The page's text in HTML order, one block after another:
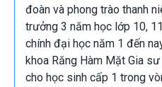
đoàn và phong trào thanh
trưởng 3 năm học lớp 10,
chính đại học năm 1 đến
khoa Răng Hàm Mặt Gia
cho học sinh cấp 1 trong